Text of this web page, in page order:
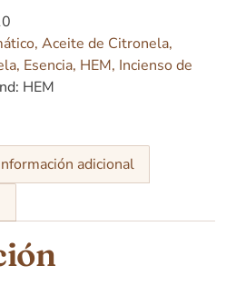
, Aceite de Citronela,
, Esencia, HEM, Incienso de
HEM
adicional